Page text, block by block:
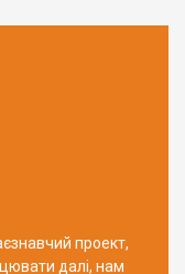
проект,
далі, нам